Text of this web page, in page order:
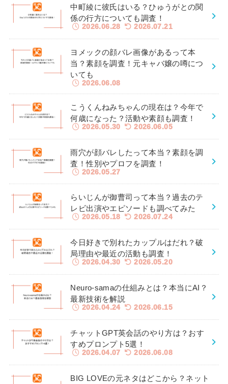
中町綾に彼氏はいる？ひゅうがとの関
係の行方についても調査！
2026.06.28 2026.07.21
ヨメックの顔バレ画像があるって本
当？素顔を調査！元キャバ嬢の噂につ
いても
2026.06.08
こうくんねみちゃんの現在は？今年で
何歳になった？活動や素顔も調査！
2026.05.30 2026.06.05
雨穴が顔バレしたって本当？素顔を調
査！性別やプロフを調査！
2026.05.27
らいじんが御曹司って本当？過去のテ
レビ出演やエピソードも調べてみた
2026.05.18 2026.07.24
今日好きで別れたカップルはだれ？破
局理由や最近の活動も調査！
2026.04.30 2026.05.20
Neuro-samaの仕組みとは？本当にAI？
最新技術を解説
2026.04.24 2026.06.15
チャットGPT英会話のやり方は？おす
すめプロンプト5選！
2026.04.07 2026.06.08
BIG LOVEの元ネタはどこから？ネット